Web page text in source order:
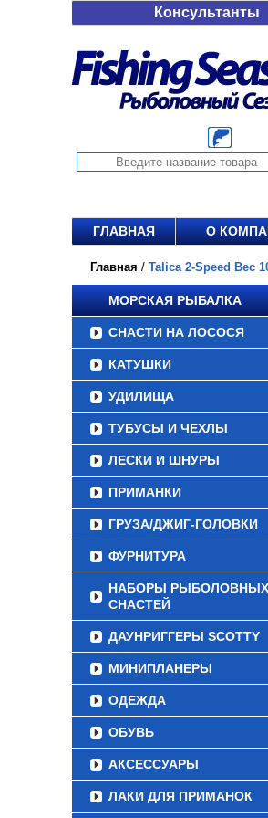
Консультанты
ГЛАВНАЯ О
Главная / Talica 2-Speed Вес
МОРСКАЯ РЫБАЛКА
СНАСТИ НА ЛОСОСЯ
КАТУШКИ
УДИЛИЩА
ТУБУСЫ И ЧЕХЛЫ
ЛЕСКИ И ШНУРЫ
ПРИМАНКИ
ГРУЗА/ДЖИГ-ГОЛОВКИ
ФУРНИТУРА
НАБОРЫ РЫБОЛОВНЫХ
СНАСТЕЙ
ДАУНРИГГЕРЫ SCOTTY
МИНИПЛАНЕРЫ
ОДЕЖДА
ОБУВЬ
АКСЕССУАРЫ
ЛАКИ ДЛЯ ПРИМАНОК